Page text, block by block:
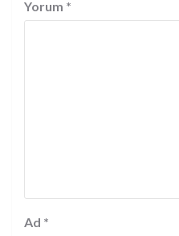
Yorum *
Ad *